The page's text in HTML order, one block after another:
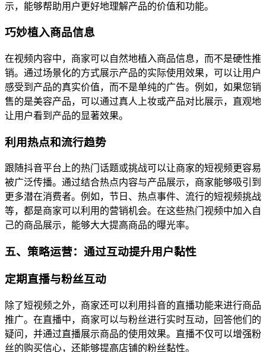
示，能够帮助用户更好地理解产品的价值和功能。
巧妙植入商品信息
在视频内容中，商家可以自然地植入商品信息，而不是硬性推
销。通过场景化的方式展示产品的实际使用效果，可以让用户
感受到产品的真实价值，而不是单纯的广告。例如，如果您销
售的是美容产品，可以通过真人上妆或产品对比展示，直观地
让用户看到产品的显著效果。
利用热点和流行趋势
跟随抖音平台上的热门话题或挑战可以让商家的短视频更容易
被广泛传播。通过结合热点内容与产品展示，商家能够吸引到
更多潜在消费者。例如，节日、热点事件、流行的短视频挑战
等，都是商家可以利用的营销机会。在这些热门视频中加入自
己的商品展示，能够大大提高商品的曝光率。
五、策略运营：通过互动提升用户黏性
定期直播与粉丝互动
除了短视频之外，商家还可以利用抖音的直播功能来进行商品
推广。在直播中，商家可以与粉丝进行实时互动，回答他们的
疑问，并通过直播展示商品的使用效果。直播不仅可以增强粉
丝的购买信心，还能够提高店铺的粉丝黏性。